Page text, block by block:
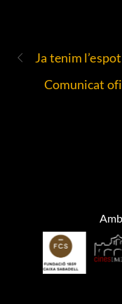
Ja tenim
Comunicat